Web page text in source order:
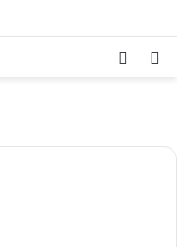
Kayıt